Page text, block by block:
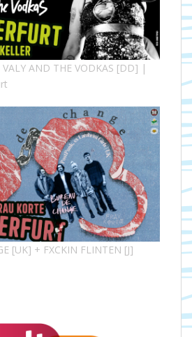
AND THE VODKAS [DD] |
[UK] + FXCKIN FLINTEN [J]